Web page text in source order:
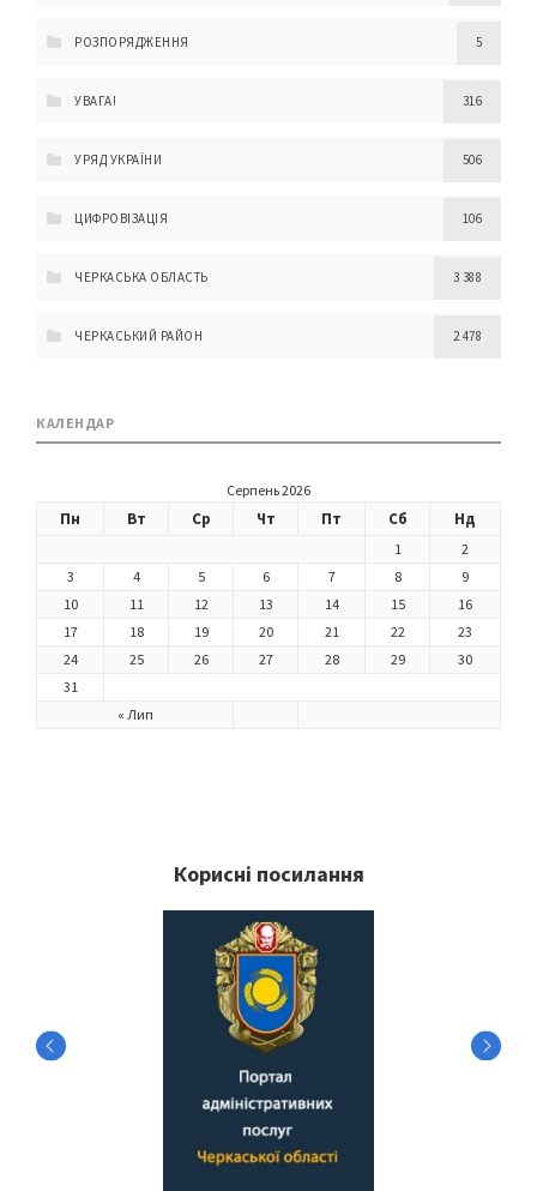
РОЗПОРЯДЖЕННЯ 5
УВАГА! 316
УРЯД УКРАЇНИ 506
ЦИФРОВІЗАЦІЯ 106
ЧЕРКАСЬКА ОБЛАСТЬ 3 388
ЧЕРКАСЬКИЙ РАЙОН 2 478
КАЛЕНДАР
Серпень 2026
Пн Вт Ср Чт Пт Сб Нд
« Лип
1
2
3
4 5 6 7 8
9
10
11 12 13 14 15
16
17
18 19 20 21 22
23
24
25 26 27 28 29
30
31
Корисні посилання